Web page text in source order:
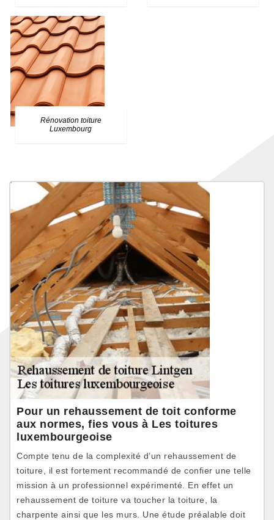
Rénovation toiture
Luxembourg
Pour un rehaussement de toit conforme
aux normes, fies vous à Les toitures
luxembourgeoise
Compte tenu de la complexité d’un rehaussement de
toiture, il est fortement recommandé de confier une telle
mission à un professionnel expérimenté. En effet un
rehaussement de toiture va toucher la toiture, la
charpente ainsi que les murs. Une étude préalable doit